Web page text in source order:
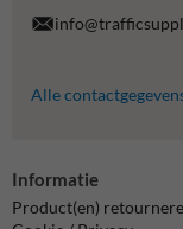
Alle
Informatie
Product(en)